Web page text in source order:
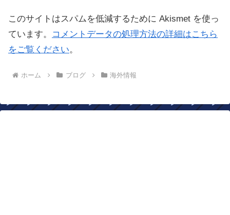
このサイトはスパムを低減するために Akismet を使っ
ています。
コメントデータの処理方法の詳細はこちら
をご覧ください。
ホーム ブログ 海外情報